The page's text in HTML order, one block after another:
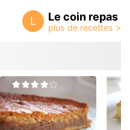
L Le coin repas